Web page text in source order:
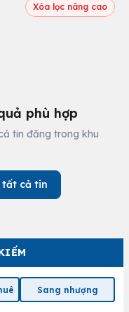
Sang nhượng
Xóa lọc nâng cao
phù hợp
tin đăng trong khu
tất cả tin